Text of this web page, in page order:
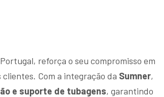
reforça o seu compromisso em
Com a integração da Sumner,
e suporte de tubagens, garantindo